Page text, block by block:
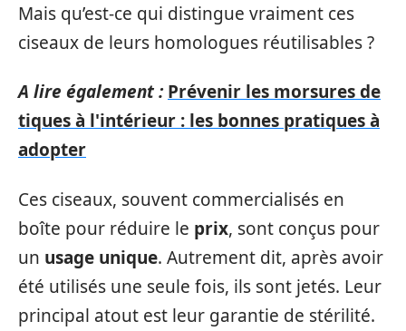
Mais qu’est-ce qui distingue vraiment ces
ciseaux de leurs homologues réutilisables ?
A lire également : Prévenir les morsures de
tiques à l'intérieur : les bonnes pratiques à
adopter
Ces ciseaux, souvent commercialisés en
boîte pour réduire le prix, sont conçus pour
un usage unique. Autrement dit, après avoir
été utilisés une seule fois, ils sont jetés. Leur
principal atout est leur garantie de stérilité.